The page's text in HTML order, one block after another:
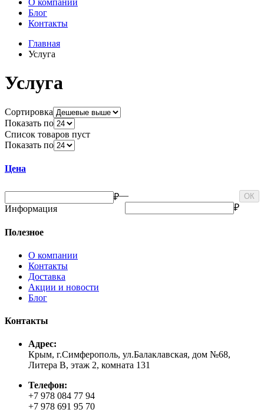
О компании
Блог
Контакты
Главная
Услуга
Услуга
Сортировка
Показать по
Список товаров пуст
Показать по
Цена
₽— ОК
₽
Информация
Полезное
О компании
Контакты
Доставка
Акции и новости
Блог
Контакты
Адрес:
Крым, г.Симферополь, ул.Балаклавская, дом №68,
Литера В, этаж 2, комната 131
Телефон:
+7 978 084 77 94
+7 978 691 95 70